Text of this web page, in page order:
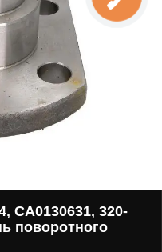
CA0130631, 320-
поворотного